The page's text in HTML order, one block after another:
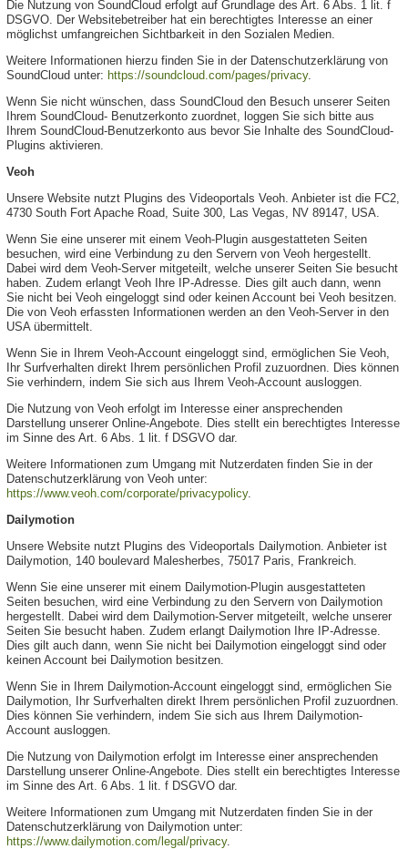
Die Nutzung von SoundCloud erfolgt auf Grundlage des Art. 6 Abs. 1 lit. f
DSGVO. Der Websitebetreiber hat ein berechtigtes Interesse an einer
möglichst umfangreichen Sichtbarkeit in den Sozialen Medien.
Weitere Informationen hierzu finden Sie in der Datenschutzerklärung von
SoundCloud unter: https://soundcloud.com/pages/privacy.
Wenn Sie nicht wünschen, dass SoundCloud den Besuch unserer Seiten
Ihrem SoundCloud- Benutzerkonto zuordnet, loggen Sie sich bitte aus
Ihrem SoundCloud-Benutzerkonto aus bevor Sie Inhalte des SoundCloud-
Plugins aktivieren.
Veoh
Unsere Website nutzt Plugins des Videoportals Veoh. Anbieter ist die FC2,
4730 South Fort Apache Road, Suite 300, Las Vegas, NV 89147, USA.
Wenn Sie eine unserer mit einem Veoh-Plugin ausgestatteten Seiten
besuchen, wird eine Verbindung zu den Servern von Veoh hergestellt.
Dabei wird dem Veoh-Server mitgeteilt, welche unserer Seiten Sie besucht
haben. Zudem erlangt Veoh Ihre IP-Adresse. Dies gilt auch dann, wenn
Sie nicht bei Veoh eingeloggt sind oder keinen Account bei Veoh besitzen.
Die von Veoh erfassten Informationen werden an den Veoh-Server in den
USA übermittelt.
Wenn Sie in Ihrem Veoh-Account eingeloggt sind, ermöglichen Sie Veoh,
Ihr Surfverhalten direkt Ihrem persönlichen Profil zuzuordnen. Dies können
Sie verhindern, indem Sie sich aus Ihrem Veoh-Account ausloggen.
Die Nutzung von Veoh erfolgt im Interesse einer ansprechenden
Darstellung unserer Online-Angebote. Dies stellt ein berechtigtes Interesse
im Sinne des Art. 6 Abs. 1 lit. f DSGVO dar.
Weitere Informationen zum Umgang mit Nutzerdaten finden Sie in der
Datenschutzerklärung von Veoh unter:
https://www.veoh.com/corporate/privacypolicy.
Dailymotion
Unsere Website nutzt Plugins des Videoportals Dailymotion. Anbieter ist
Dailymotion, 140 boulevard Malesherbes, 75017 Paris, Frankreich.
Wenn Sie eine unserer mit einem Dailymotion-Plugin ausgestatteten
Seiten besuchen, wird eine Verbindung zu den Servern von Dailymotion
hergestellt. Dabei wird dem Dailymotion-Server mitgeteilt, welche unserer
Seiten Sie besucht haben. Zudem erlangt Dailymotion Ihre IP-Adresse.
Dies gilt auch dann, wenn Sie nicht bei Dailymotion eingeloggt sind oder
keinen Account bei Dailymotion besitzen.
Wenn Sie in Ihrem Dailymotion-Account eingeloggt sind, ermöglichen Sie
Dailymotion, Ihr Surfverhalten direkt Ihrem persönlichen Profil zuzuordnen.
Dies können Sie verhindern, indem Sie sich aus Ihrem Dailymotion-
Account ausloggen.
Die Nutzung von Dailymotion erfolgt im Interesse einer ansprechenden
Darstellung unserer Online-Angebote. Dies stellt ein berechtigtes Interesse
im Sinne des Art. 6 Abs. 1 lit. f DSGVO dar.
Weitere Informationen zum Umgang mit Nutzerdaten finden Sie in der
Datenschutzerklärung von Dailymotion unter:
https://www.dailymotion.com/legal/privacy.